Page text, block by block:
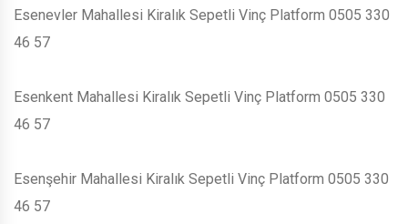
Esenevler Mahallesi Kiralık Sepetli Vinç Platform 0505 330
46 57
Esenkent Mahallesi Kiralık Sepetli Vinç Platform 0505 330
46 57
Esenşehir Mahallesi Kiralık Sepetli Vinç Platform 0505 330
46 57